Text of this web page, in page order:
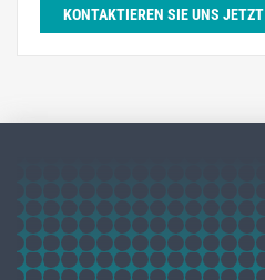
KONTAKTIEREN SIE UNS JETZT